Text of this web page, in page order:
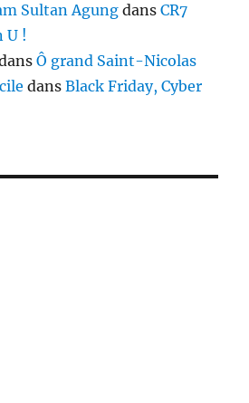
Sultan Agung dansCR7
U !
Ô grand Saint-Nicolas
dansBlack Friday, Cyber